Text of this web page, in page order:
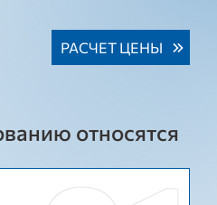
РАСЧЕТ ЦЕНЫ
относятся